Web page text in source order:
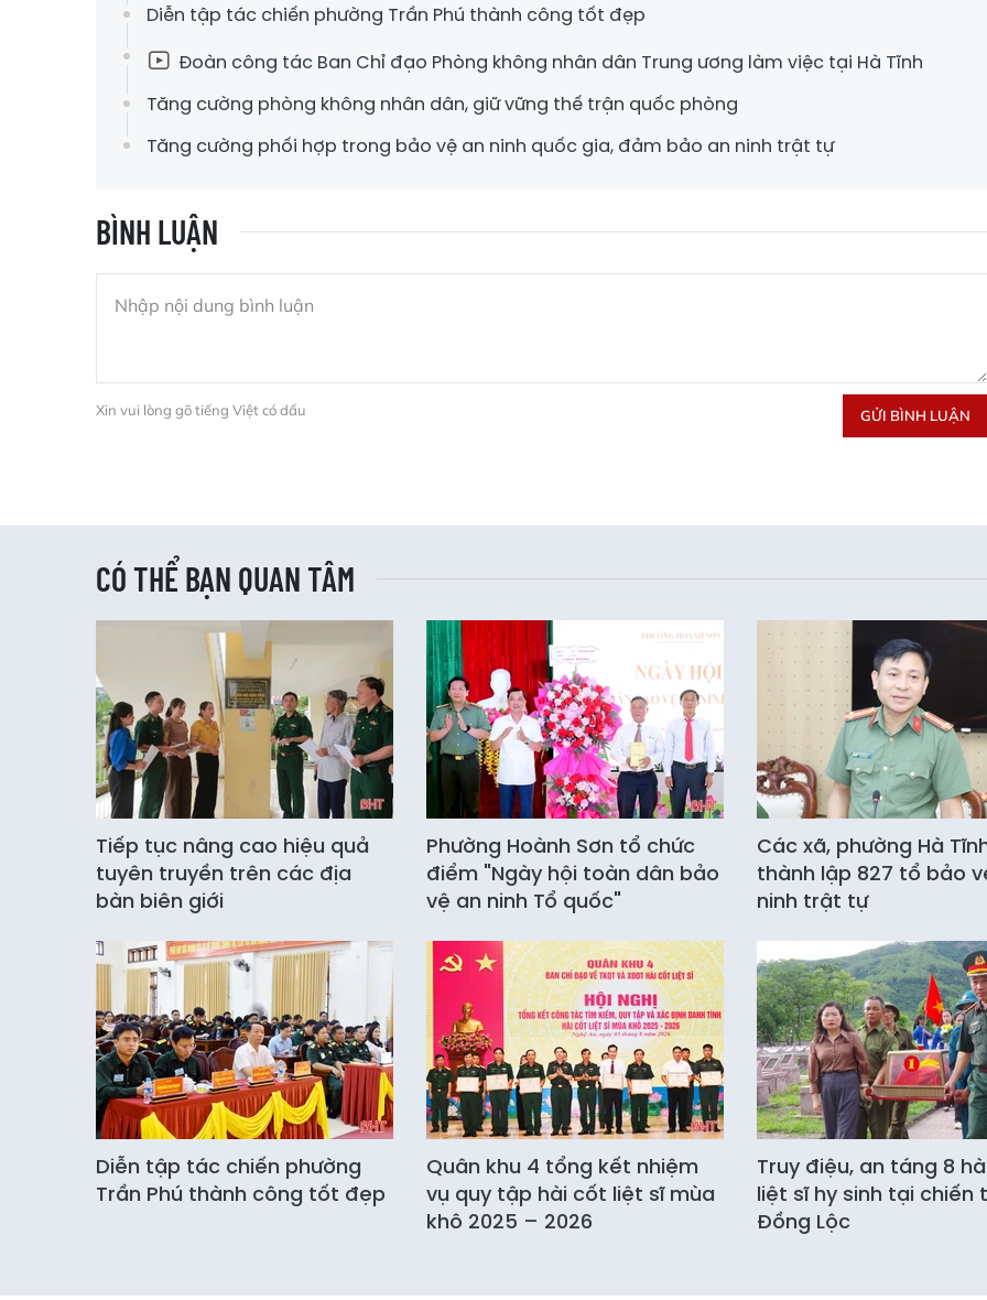
Diễn tập tác chiến phường Trần Phú thành công tốt đẹp
Đoàn công tác Ban Chỉ đạo Phòng không nhân dân Trung ương làm việc tại Hà Tĩnh
Tăng cường phòng không nhân dân, giữ vững thế trận quốc phòng
Tăng cường phối hợp trong bảo vệ an ninh quốc gia, đảm bảo an ninh trật tự
BÌNH LUẬN
Xin vui lòng gõ tiếng Việt có dấu GỬI BÌNH LUẬN
CÓ THỂ BẠN QUAN TÂM
Tiếp tục nâng cao hiệu quả
tuyên truyền trên các địa
bàn biên giới
Phường Hoành Sơn tổ chức
điểm "Ngày hội toàn dân bảo
vệ an ninh Tổ quốc"
Các xã, phường Hà
thành lập 827 tổ bảo
ninh trật tự
Diễn tập tác chiến phường
Trần Phú thành công tốt đẹp
Quân khu 4 tổng kết nhiệm
vụ quy tập hài cốt liệt sĩ mùa
khô 2025 – 2026
Truy điệu, an táng 8
liệt sĩ hy sinh tại chiến
Đồng Lộc